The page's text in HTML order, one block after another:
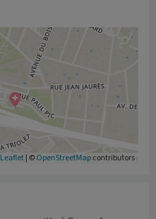
Leaflet| ©OpenStreetMapcontributors